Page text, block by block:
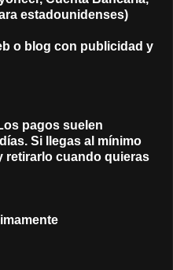
estadounidenses)
o blog con publicidad y
pagos suelen
Si llegas al mínimo
retirarlo cuando quieras